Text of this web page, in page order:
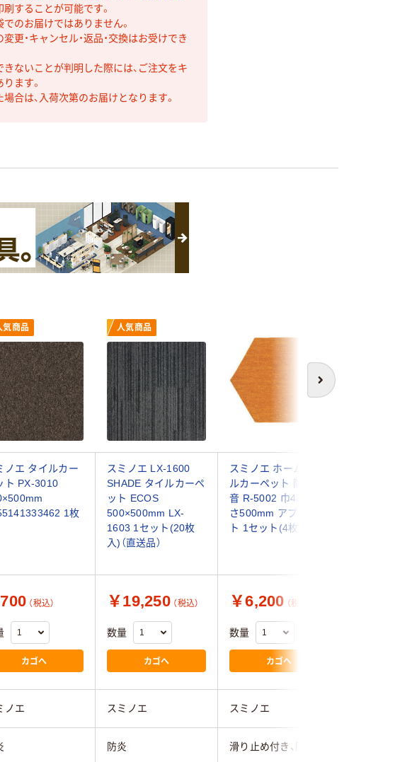
することが可能です。
のお届けではありません。
更・キャンセル・返品・交換はお受けでき
ないことが判明した際には、ご注文をキ
ます。
合は、入荷次第のお届けとなります。
次へ
気商品 人気商品
ノエ タイルカー
ト PX-3010
1枚
スミノエ LX-1600
SHADE タイルカーペ
ット ECOS
500×500mm LX-
1603 1セット(20枚
入)（直送品）
スミノエ ホームタイ
ルカーペット 防炎 防
音 R-5002 巾430×長
さ500mm アプリコッ
ト 1セット(4枚)
（税込）
カゴへ
￥19,250 （税込）
数量
カゴへ
￥6,200 （税込）
数量
カゴへ
ノエ スミノエ スミノエ
防炎 滑り止め付き、防炎